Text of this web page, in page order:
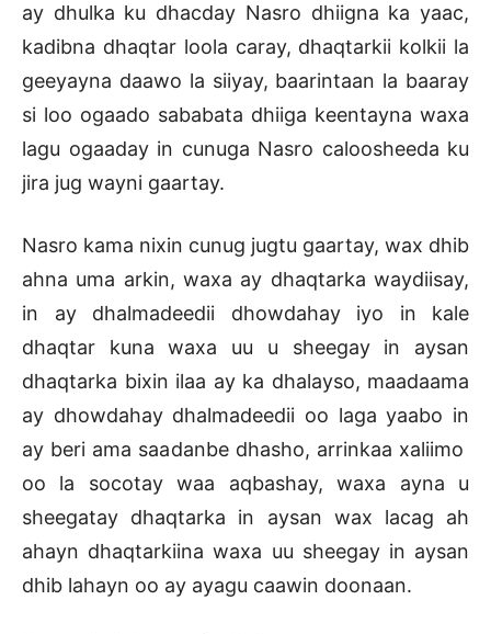
ay dhulka ku dhacday Nasro dhiigna ka yaac,
kadibna dhaqtar loola caray, dhaqtarkii kolkii la
geeyayna daawo la siiyay, baarintaan la baaray
si loo ogaado sababata dhiiga keentayna waxa
lagu ogaaday in cunuga Nasro caloosheeda ku
jira jug wayni gaartay.
Nasro kama nixin cunug jugtu gaartay, wax dhib
ahna uma arkin, waxa ay dhaqtarka waydiisay,
in ay dhalmadeedii dhowdahay iyo in kale
dhaqtar kuna waxa uu u sheegay in aysan
dhaqtarka bixin ilaa ay ka dhalayso, maadaama
ay dhowdahay dhalmadeedii oo laga yaabo in
ay beri ama saadanbe dhasho, arrinkaa xaliimo
oo la socotay waa aqbashay, waxa ayna u
sheegatay dhaqtarka in aysan wax lacag ah
ahayn dhaqtarkiina waxa uu sheegay in aysan
dhib lahayn oo ay ayagu caawin doonaan.